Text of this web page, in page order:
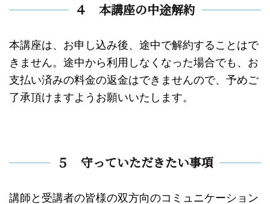
４ 本講座の中途解約
本講座は、お申し込み後、途中で解約することはで
きません。途中から利用しなくなった場合でも、お
支払い済みの料金の返金はできませんので、予めご
了承頂けますようお願いいたします。
５ 守っていただきたい事項
講師と受講者の皆様の双方向のコミュニケーション